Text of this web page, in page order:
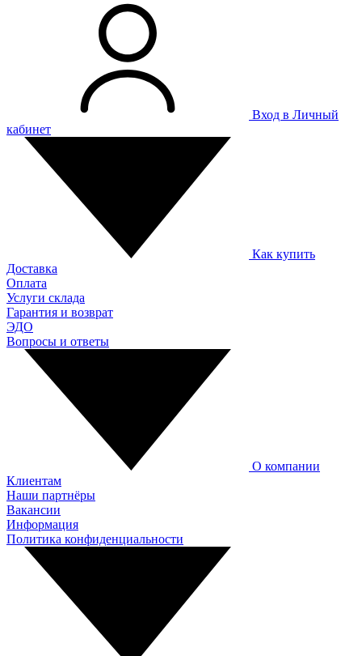
Вход в Личный
кабинет
Как купить
Доставка
Оплата
Услуги склада
Гарантия и возврат
ЭДО
Вопросы и ответы
О компании
Клиентам
Наши партнёры
Вакансии
Информация
Политика конфиденциальности